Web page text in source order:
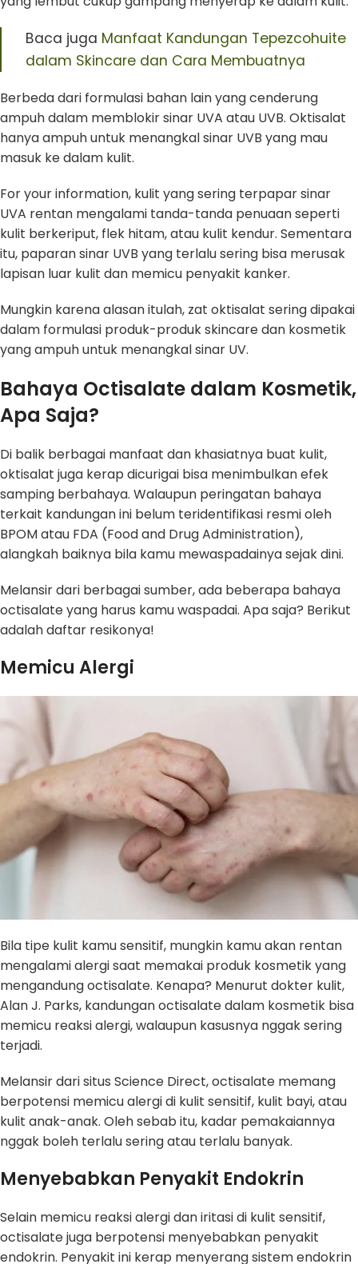
Baca juga Manfaat Kandungan Tepezcohuite
dalam Skincare dan Cara Membuatnya
Berbeda dari formulasi bahan lain yang cenderung
ampuh dalam memblokir sinar UVA atau UVB. Oktisalat
hanya ampuh untuk menangkal sinar UVB yang mau
masuk ke dalam kulit.
For your information, kulit yang sering terpapar sinar
UVA rentan mengalami tanda-tanda penuaan seperti
kulit berkeriput, flek hitam, atau kulit kendur. Sementara
itu, paparan sinar UVB yang terlalu sering bisa merusak
lapisan luar kulit dan memicu penyakit kanker.
Mungkin karena alasan itulah, zat oktisalat sering dipakai
dalam formulasi produk-produk skincare dan kosmetik
yang ampuh untuk menangkal sinar UV.
Bahaya Octisalate dalam Kosmetik,
Apa Saja?
Di balik berbagai manfaat dan khasiatnya buat kulit,
oktisalat juga kerap dicurigai bisa menimbulkan efek
samping berbahaya. Walaupun peringatan bahaya
terkait kandungan ini belum teridentifikasi resmi oleh
BPOM atau FDA (Food and Drug Administration),
alangkah baiknya bila kamu mewaspadainya sejak dini.
Melansir dari berbagai sumber, ada beberapa bahaya
octisalate yang harus kamu waspadai. Apa saja? Berikut
adalah daftar resikonya!
Memicu Alergi
Bila tipe kulit kamu sensitif, mungkin kamu akan rentan
mengalami alergi saat memakai produk kosmetik yang
mengandung octisalate. Kenapa? Menurut dokter kulit,
Alan J. Parks, kandungan octisalate dalam kosmetik bisa
memicu reaksi alergi, walaupun kasusnya nggak sering
terjadi.
Melansir dari situs Science Direct, octisalate memang
berpotensi memicu alergi di kulit sensitif, kulit bayi, atau
kulit anak-anak. Oleh sebab itu, kadar pemakaiannya
nggak boleh terlalu sering atau terlalu banyak.
Menyebabkan Penyakit Endokrin
Selain memicu reaksi alergi dan iritasi di kulit sensitif,
octisalate juga berpotensi menyebabkan penyakit
endokrin. Penyakit ini kerap menyerang sistem endokrin